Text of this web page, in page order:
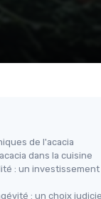
de l'acacia
dans la cuisine
: un investissement
: un choix